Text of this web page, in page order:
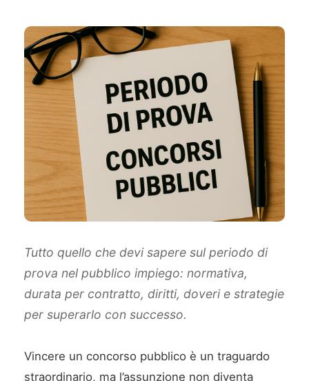
Tutto quello che devi sapere sul periodo di
prova nel pubblico impiego: normativa,
durata per contratto, diritti, doveri e strategie
per superarlo con successo.
Vincere un concorso pubblico è un traguardo
straordinario, ma l’assunzione non diventa